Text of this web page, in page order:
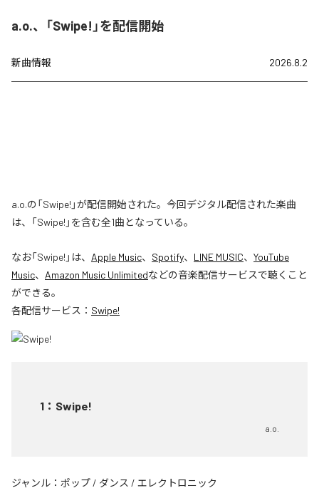
a.o.、「Swipe!」を配信開始
新曲情報 2026.8.2
a.o.の「Swipe!」が配信開始された。今回デジタル配信された楽曲
は、「Swipe!」を含む全1曲となっている。
なお「Swipe! 」は、 Apple Music、 Spotify、 LINE MUSIC、 YouTube
Music、 Amazon Music Unlimitedなどの音楽配信サービスで聴くこと
ができる。
各配信サービス： Swipe!
1 ： Swipe!
a.o.
ジャンル： ポップ / ダンス / エレクトロニック